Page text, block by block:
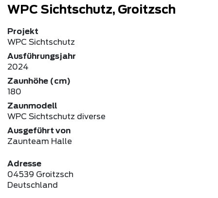
WPC Sichtschutz, Groitzsch
Projekt
WPC Sichtschutz
Ausführungsjahr
2024
Zaunhöhe (cm)
180
Zaunmodell
WPC Sichtschutz diverse
Ausgeführt von
Zaunteam Halle
Adresse
04539 Groitzsch
Deutschland